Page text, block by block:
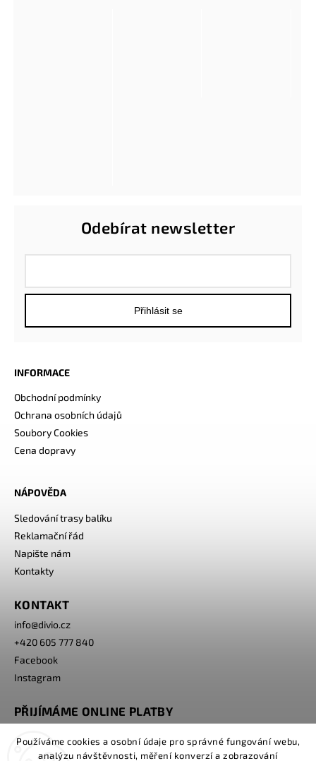
Používáme cookies a osobní údaje pro správné fungování webu,
analýzu návštěvnosti, měření konverzí a zobrazování
INFORMACE
Obchodní podmínky
Ochrana osobních údajů
Soubory Cookies
Cena dopravy
NÁPOVĚDA
Sledování trasy balíku
Reklamační řád
Napište nám
Kontakty
Odebírat newsletter
Přihlásit se
KONTAKT
info@divio.cz
+420 605 777 840
Facebook
Instagram
PŘIJÍMÁME ONLINE PLATBY